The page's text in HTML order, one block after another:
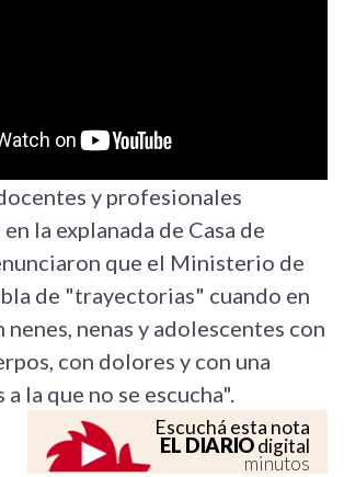
y profesionales
la explanada de Casa de
que el Ministerio de
de "trayectorias" cuando en
nenas y adolescentes con
con dolores y con una
la que no se escucha".
Escuchá esta nota
EL DIARIOdigital
minutos